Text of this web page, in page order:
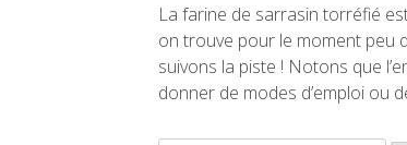
La farine de sarrasin torréfié
on trouve pour le moment peu
suivons la piste ! Notons que
donner de modes d’emploi ou